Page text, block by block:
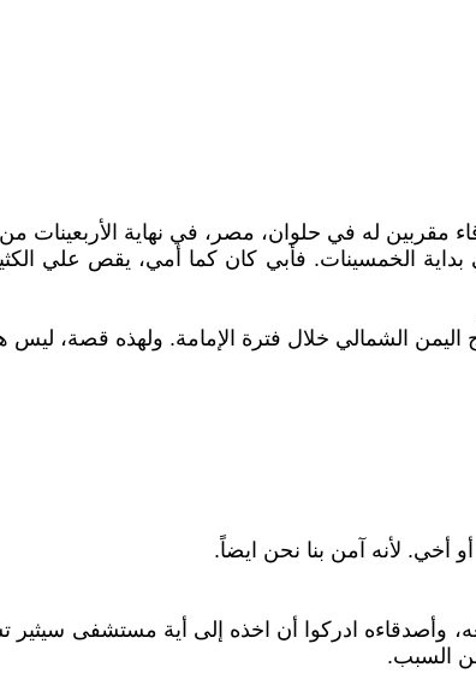
مقربين له في حلوان، مصر، في نهاية الأربعينات
بداية الخمسينات. فأبي كان كما أمي، يقص علي
الشمالي خلال فترة الإمامة. ولهذه قصة، ليس
أخي. لأنه آمن بنا نحن ايضاً.
ادركوا أن اخذه إلى أية مستشفى سيثير
السبب.